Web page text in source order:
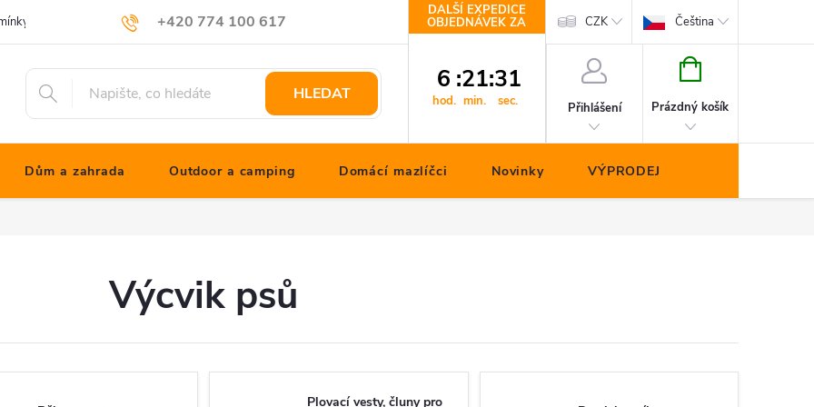
+420 774 100 617
info@jonathanshop.cz
Podmínky ochrany osobních údajů Blog JONATHANshop.cz Kontakty CZK Čeština
HLEDAT
DALŠÍ EXPEDICE
OBJEDNÁVEK ZA
6
hod.
:21
min.
:30
sec. Přihlášení
NÁKUPNÍ
Prázdný košík
Dům a zahrada Outdoor a camping Domácí mazlíčci Novinky VÝPRODEJ
Výcvik psů
Plovací vesty, čluny pro